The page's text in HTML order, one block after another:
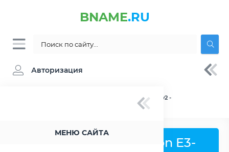
BNAME.RU
Авторизация
МЕНЮ САЙТА
» Процессор Intel Xeon E3-1270 v2 -
Процессор Intel Xeon E3-